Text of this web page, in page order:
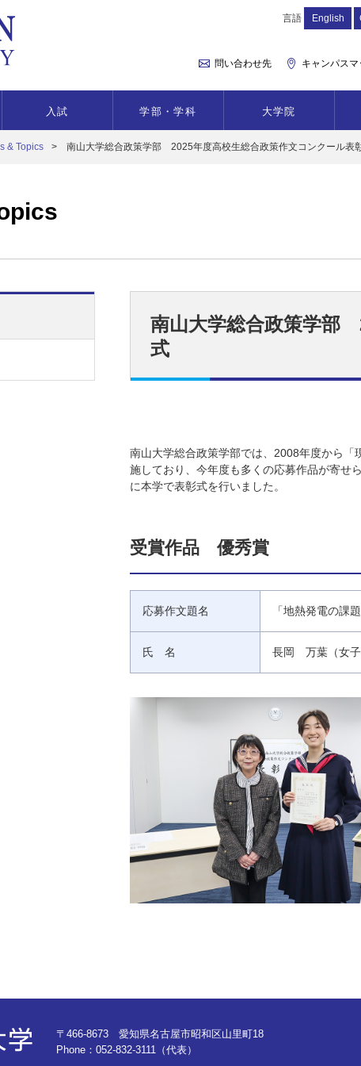
問い合わせ先 キャンパスマ
入試 学部・学科 大学院
言語 English
& Topics 南山大学総合政策学部 2025年度高校生総合政策作文コンクール表
南山大学総合政策学部
式
南山大学総合政策学部では、2008年度から
施しており、今年度も多くの応募作品が寄せ
に本学で表彰式を行いました。
受賞作品 優秀賞
応募作文題名 「地熱発電の課題
氏 名 長岡 万葉（女子
〒466-8673 愛知県名古屋市昭和区山里町18
Phone：052-832-3111 （代表）